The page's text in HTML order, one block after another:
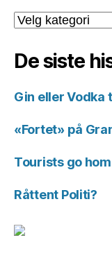
Kategorier
for
De siste
Gin eller Vodka
«Fortet» på
Tourists go
Råttent Politi?